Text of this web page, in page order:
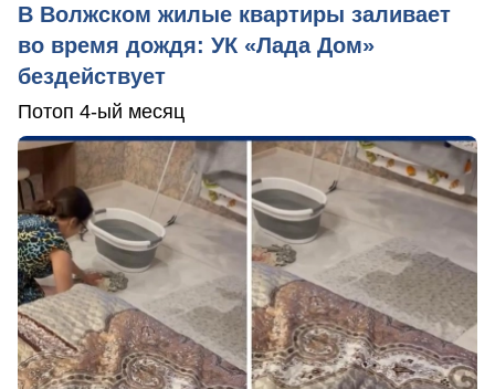
В Волжском жилые квартиры заливает
во время дождя: УК «Лада Дом»
бездействует
Потоп 4-ый месяц